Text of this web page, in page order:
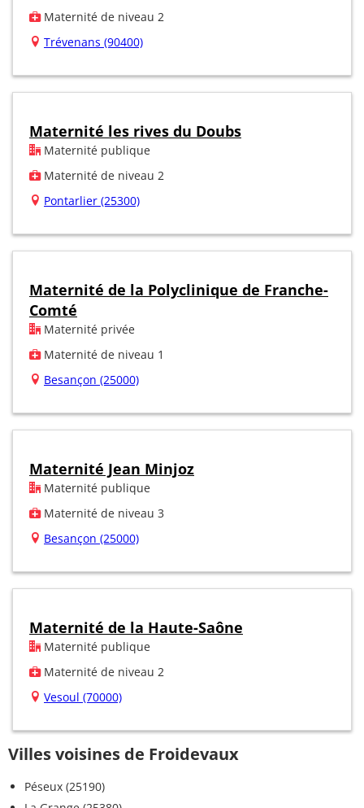
Maternité de niveau 2
Trévenans (90400)
Maternité les rives du Doubs
Maternité publique
Maternité de niveau 2
Pontarlier (25300)
Maternité de la Polyclinique de Franche-
Comté
Maternité privée
Maternité de niveau 1
Besançon (25000)
Maternité Jean Minjoz
Maternité publique
Maternité de niveau 3
Besançon (25000)
Maternité de la Haute-Saône
Maternité publique
Maternité de niveau 2
Vesoul (70000)
Villes voisines de Froidevaux
Péseux (25190)